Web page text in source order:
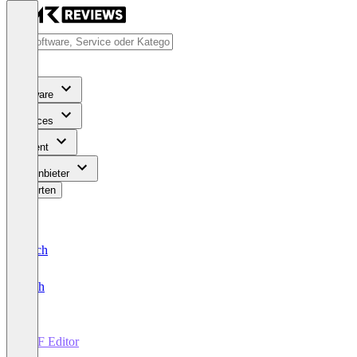
Software
Services
Content
Für Anbieter
Bewerten
Deutsch
English
PDF Editor